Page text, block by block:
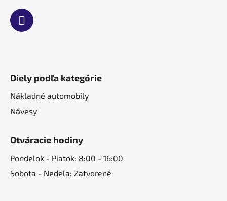
Diely podľa kategórie
Nákladné automobily
Návesy
Otváracie hodiny
Pondelok - Piatok: 8:00 - 16:00
Sobota - Nedeľa: Zatvorené